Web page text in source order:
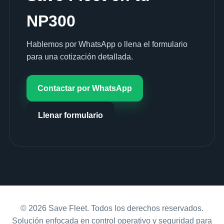
NP300
Hablemos por WhatsApp o llena el formulario
para una cotización detallada.
Contactar por WhatsApp
Llenar formulario
© 2026 Save Fleet. Todos los derechos reservados.
Solución enfocada en control operativo y seguridad para